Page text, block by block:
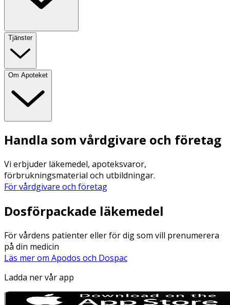
Tjänster
Om Apoteket
Handla som vårdgivare och företag
Vi erbjuder läkemedel, apoteksvaror,
förbrukningsmaterial och utbildningar.
För vårdgivare och företag
Dosförpackade läkemedel
För vårdens patienter eller för dig som vill prenumerera
på din medicin
Läs mer om Apodos och Dospac
Ladda ner vår app